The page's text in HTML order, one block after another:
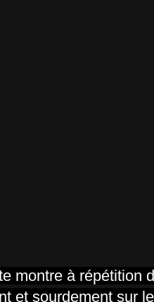
montre à répétition
et sourdement sur